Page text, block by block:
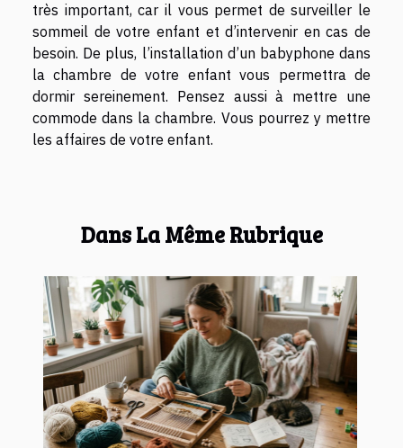
très important, car il vous permet de surveiller le
sommeil de votre enfant et d’intervenir en cas de
besoin. De plus, l’installation d’un babyphone dans
la chambre de votre enfant vous permettra de
dormir sereinement. Pensez aussi à mettre une
commode dans la chambre. Vous pourrez y mettre
les affaires de votre enfant.
Dans La Même Rubrique